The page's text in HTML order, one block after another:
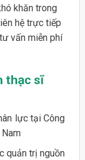
khăn trong
hệ trực tiếp
vấn miễn phí
thạc sĩ
lực tại Công
quản trị nguồn